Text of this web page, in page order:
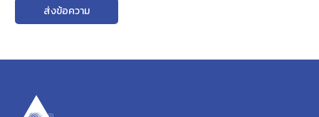
ส่งข้อความ